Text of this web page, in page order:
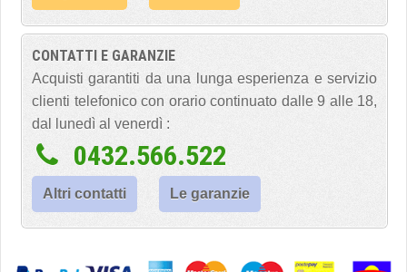
CONTATTI E GARANZIE
Acquisti garantiti da una lunga esperienza e servizio
clienti telefonico con orario continuato dalle 9 alle 18,
dal lunedì al venerdì :
0432.566.522
Altri contatti Le garanzie